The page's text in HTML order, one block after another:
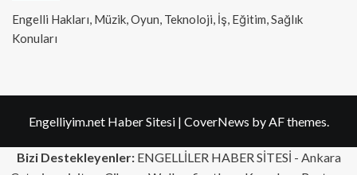
Engelli Hakları, Müzik, Oyun, Teknoloji, İş, Eğitim, Sağlık
Konuları
Engelliyim.net Haber Sitesi | CoverNews by AF themes.
Bizi Destekleyenler:ENGELLİLER HABER SİTESİ - Ankara